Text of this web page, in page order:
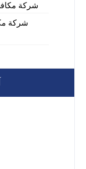
شركة مكافحة
شركة